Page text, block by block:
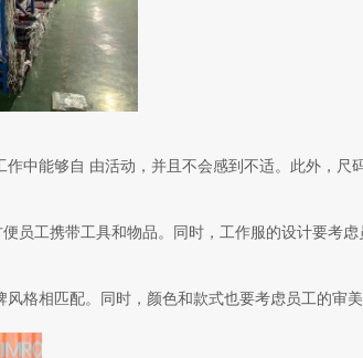
中能够自 由活动，并且不会感到不适。此外，尺
员工携带工具和物品。同时，工作服的设计要考虑
格相匹配。同时，颜色和款式也要考虑员工的审